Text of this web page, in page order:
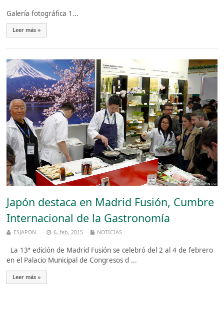
Galería fotográfica 1...
Leer más »
Japón destaca en Madrid Fusión, Cumbre
Internacional de la Gastronomía
ESJAPON 6, feb, 2015 NOTICIAS
La 13ª edición de Madrid Fusión se celebró del 2 al 4 de febrero
en el Palacio Municipal de Congresos d ...
Leer más »